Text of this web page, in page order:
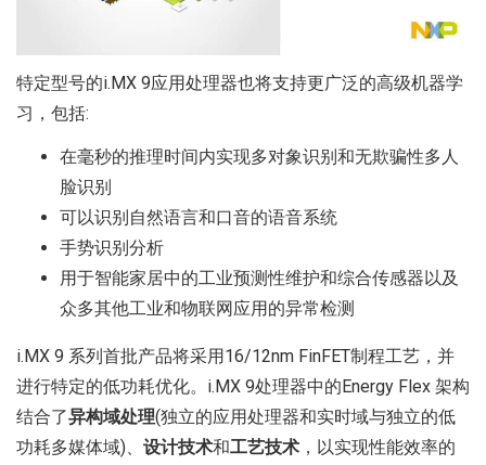
特定型号的i.MX 9应用处理器也将支持更广泛的高级机器学
习，包括:
在毫秒的推理时间内实现多对象识别和无欺骗性多人
脸识别
可以识别自然语言和口音的语音系统
手势识别分析
用于智能家居中的工业预测性维护和综合传感器以及
众多其他工业和物联网应用的异常检测
i.MX 9 系列首批产品将采用16/12nm FinFET制程工艺，并
进行特定的低功耗优化。i.MX 9处理器中的Energy Flex 架构
结合了异构域处理(独立的应用处理器和实时域与独立的低
功耗多媒体域)、 设计技术和工艺技术 ，以实现性能效率的